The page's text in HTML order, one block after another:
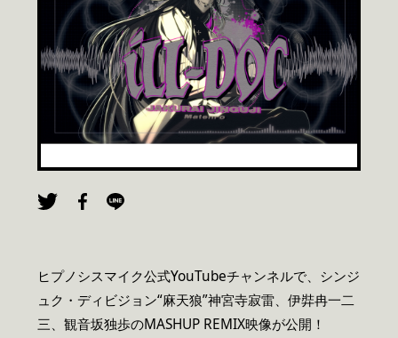
ヒプノシスマイク公式YouTubeチャンネルで、シンジ
ュク・ディビジョン“麻天狼”神宮寺寂雷、伊弉冉一二
三、観音坂独歩のMASHUP REMIX映像が公開！